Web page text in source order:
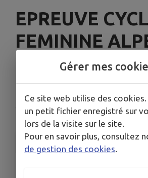
EPREUVE
FEMININE
GRESIVAUDAN
CLASSIC 2026
Theys
INFORMATIONS
Gérer mes
Ce site web utilise des
un petit fichier enregistré sur
lors de la visite sur le site.
Pour en savoir plus, consultez
de gestion des cookies